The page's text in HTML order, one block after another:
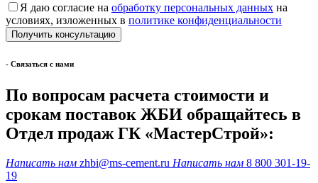
Я даю согласие на обработку персональных данных на
условиях, изложенных в политике конфиденциальности
- Cвязаться с нами
По вопросам расчета стоимости и
срокам поставок ЖБИ обращайтесь в
Отдел продаж ГК «МастерСтрой»:
Написать нам zhbi@ms-cement.ru Написать нам 8 800 301-19-
19